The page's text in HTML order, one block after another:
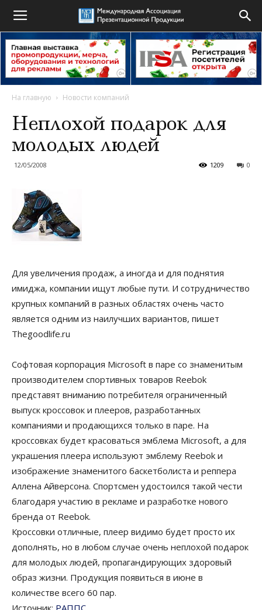
На главную Новости компаний
Неплохой подарок для
молодых людей
12/05/2008 0
1209
Для увеличения продаж, а иногда и для поднятия
имиджа, компании ищут любые пути. И сотрудничество
крупных компаний в разных областях очень часто
является одним из наилучших вариантов, пишет
Thegoodlife.ru
Софтовая корпорация Microsoft в паре со знаменитым
производителем спортивных товаров Reebok
представят вниманию потребителя ограниченный
выпуск кроссовок и плееров, разработанных
компаниями и продающихся только в паре. На
кроссовках будет красоваться эмблема Microsoft, а для
украшения плеера используют эмблему Reebok и
изображение знаменитого баскетболиста и реппера
Аллена Айверсона. Спортсмен удостоился такой чести
благодаря участию в рекламе и разработке нового
бренда от Reebok.
Кроссовки отличные, плеер видимо будет просто их
дополнять, но в любом случае очень неплохой подарок
для молодых людей, пропагандирующих здоровый
образ жизни. Продукция появиться в июне в
количестве всего 60 пар.
Источник: РАППС